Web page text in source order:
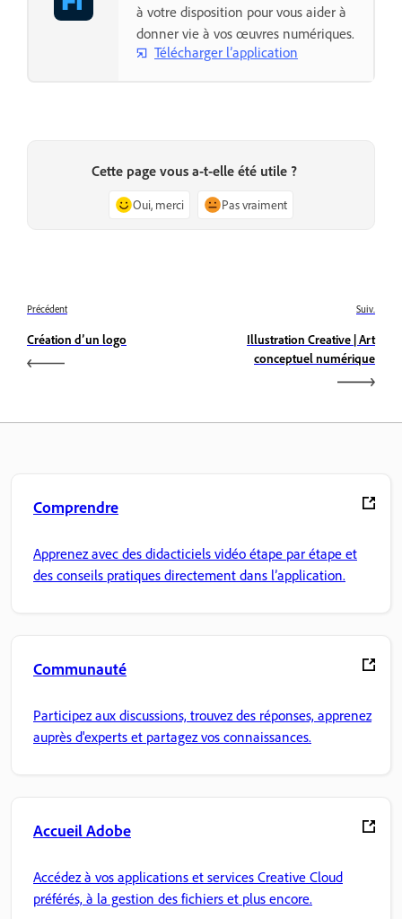
à votre disposition pour vous aider à
donner vie à vos œuvres numériques.
Télécharger l’application
Cette page vous a-t-elle été utile ?
Oui, merci Pas vraiment
Précédent
Création d’un logo
Suiv.
Illustration Creative | Art
conceptuel numérique
Comprendre
Apprenez avec des didacticiels vidéo étape par étape et
des conseils pratiques directement dans l’application.
Communauté
Participez aux discussions, trouvez des réponses, apprenez
auprès d'experts et partagez vos connaissances.
Accueil Adobe
Accédez à vos applications et services Creative Cloud
préférés, à la gestion des fichiers et plus encore.